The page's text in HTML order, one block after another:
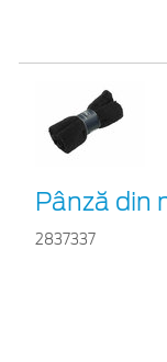
Pânză din
2837337